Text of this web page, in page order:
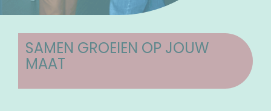
SAMEN GROEIEN OP JOUW
MAAT